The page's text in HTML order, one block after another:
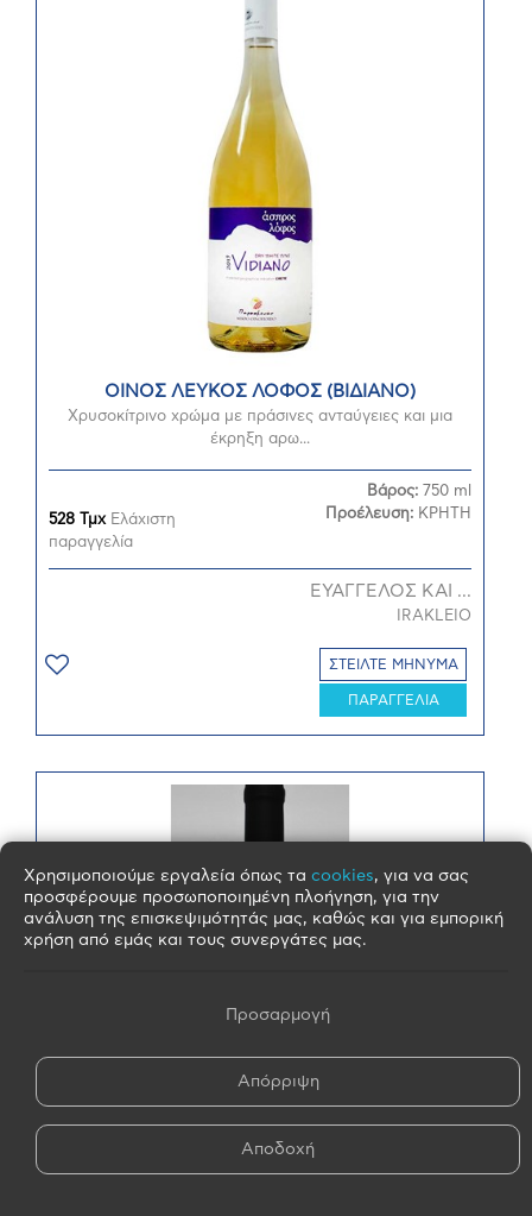
ΟΙΝΟΣ ΛΕΥΚΟΣ ΛΟΦΟΣ (ΒΙΔΙΑΝΟ)
Χρυσοκίτρινο χρώμα με πράσινες ανταύγειες και μια
έκρηξη αρω...
528 ΤμχΕλάχιστη
παραγγελία
Βάρος: 750 ml
Προέλευση: ΚΡΗΤΗ
ΕΥΑΓΓΕΛΟΣ ΚΑΙ ...
IRAKLEIO
ΣΤΕΙΛΤΕ ΜΗΝΥΜΑ
ΠΑΡΑΓΓΕΛΙΑ
Χρησιμοποιούμε εργαλεία όπως τα cookies, για να σας
προσφέρουμε προσωποποιημένη πλοήγηση, για την
ανάλυση της επισκεψιμότητάς μας, καθώς και για εμπορική
χρήση από εμάς και τους συνεργάτες μας.
Προσαρμογή
Απόρριψη
Αποδοχή